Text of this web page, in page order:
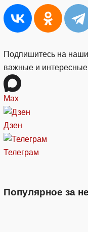
Подпишитесь на
важные и
Max
Дзен
Телеграм
Популярное за